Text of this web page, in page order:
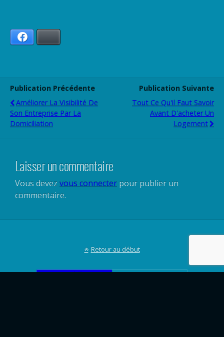
Publication Précédente
Améliorer La Visibilité De
Son Entreprise Par La
Domiciliation
Publication Suivante
Tout Ce Qu'il Faut Savoir
Avant D'acheter Un
Logement
Laisser un commentaire
Vous devez vous connecter pour publier un
commentaire.
Retour au début
Mobile Bureau